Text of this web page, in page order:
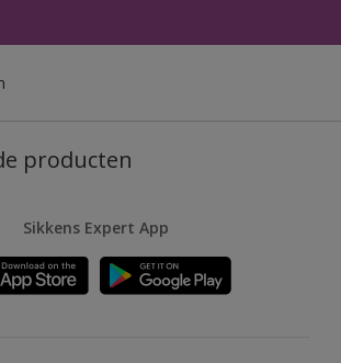
producten
Sikkens Expert App